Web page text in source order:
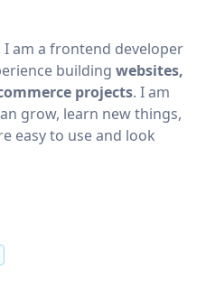
am a frontend developer
buildingwebsites,
projects. I am
grow, learn new things,
easy to use and look